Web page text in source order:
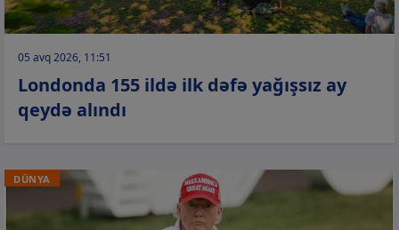
05 avq 2026, 11:51
Londonda 155 ildə ilk dəfə yağışsız ay
qeydə alındı
DÜNYA